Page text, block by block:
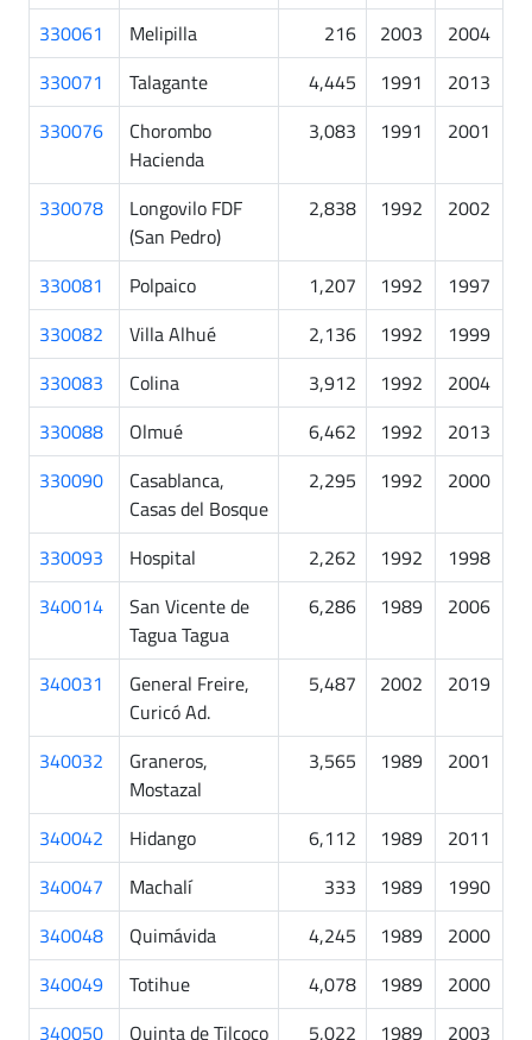
330061 Melipilla 216 2003
2004
330071
Talagante 4,445 1991
2013
330076
Chorombo
Hacienda
3,083 1991 2001
330078
Longovilo FDF
(San Pedro)
2,838 1992 2002
330081 Polpaico 1,207 1992
1997
330082
Villa Alhué 2,136 1992
1999
330083
Colina 3,912 1992
2004
330088
Olmué 6,462 1992
2013
330090
Casablanca,
Casas del Bosque
2,295 1992 2000
330093 Hospital 2,262 1992
1998
340014
San Vicente de
Tagua Tagua
6,286 1989 2006
340031
General Freire,
Curicó Ad.
5,487 2002 2019
340032
Graneros,
Mostazal
3,565 1989 2001
340042 Hidango 6,112 1989
2011
340047
Machalí 333 1989
1990
340048
Quimávida 4,245 1989
2000
340049
Totihue 4,078 1989
2000
340050
Quinta de Tilcoco 5,022 1989
2003